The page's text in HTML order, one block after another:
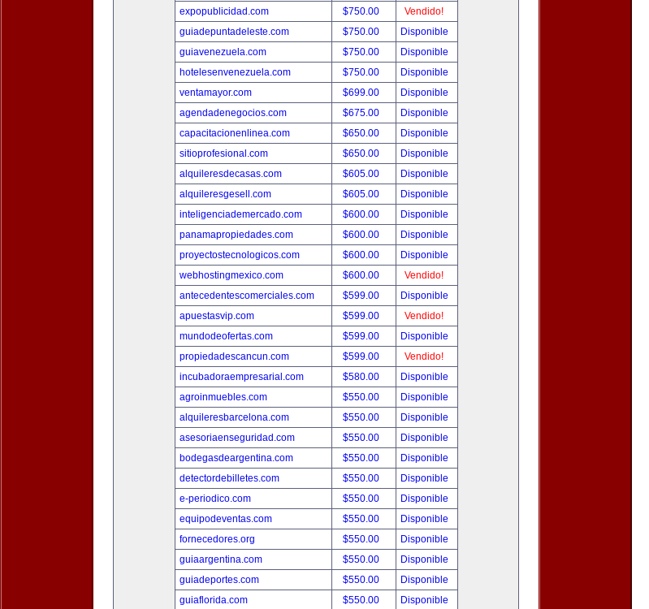
expopublicidad.com
$750.00
Vendido!
guiadepuntadeleste.com
$750.00
Disponible
guiavenezuela.com
$750.00
Disponible
hotelesenvenezuela.com
$750.00
Disponible
ventamayor.com
$699.00
Disponible
agendadenegocios.com
$675.00
Disponible
capacitacionenlinea.com
$650.00
Disponible
sitioprofesional.com
$650.00
Disponible
alquileresdecasas.com
$605.00
Disponible
alquileresgesell.com
$605.00
Disponible
inteligenciademercado.com
$600.00
Disponible
panamapropiedades.com
$600.00
Disponible
proyectostecnologicos.com
$600.00
Disponible
webhostingmexico.com
$600.00
Vendido!
antecedentescomerciales.com
$599.00
Disponible
apuestasvip.com
$599.00
Vendido!
mundodeofertas.com
$599.00
Disponible
propiedadescancun.com
$599.00
Vendido!
incubadoraempresarial.com
$580.00
Disponible
agroinmuebles.com
$550.00
Disponible
alquileresbarcelona.com
$550.00
Disponible
asesoriaenseguridad.com
$550.00
Disponible
bodegasdeargentina.com
$550.00
Disponible
detectordebilletes.com
$550.00
Disponible
e-periodico.com
$550.00
Disponible
equipodeventas.com
$550.00
Disponible
fornecedores.org
$550.00
Disponible
guiaargentina.com
$550.00
Disponible
guiadeportes.com
$550.00
Disponible
guiaflorida.com
$550.00 Disponible